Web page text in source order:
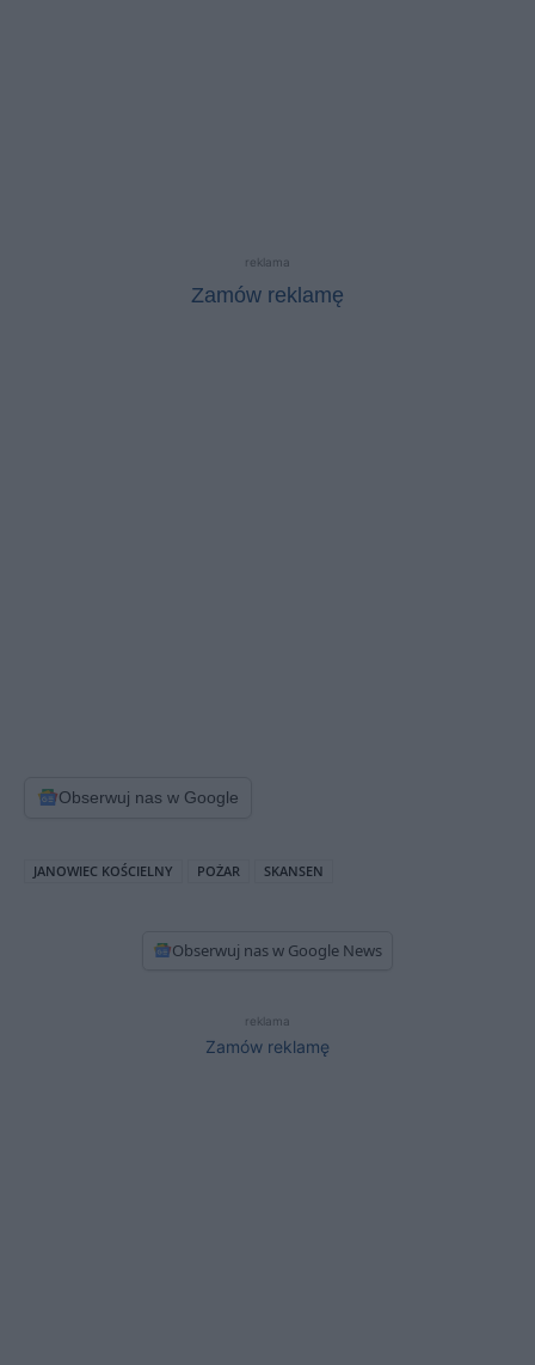
reklama
Zamów reklamę
Obserwuj nas w Google
JANOWIEC KOŚCIELNY POŻAR SKANSEN
Obserwuj nas w Google News
reklama
Zamów reklamę